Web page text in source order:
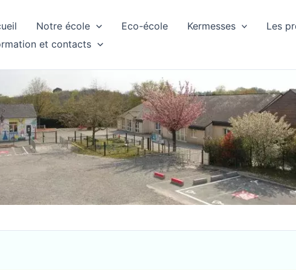
Notre école Eco-école Kermesses Les
et contacts